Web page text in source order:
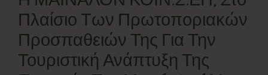
Νέα
Πλαίσιο Των Πρωτοποριακών
Προσπαθειών Της Για Την
Τουριστική Ανάπτυξη Της